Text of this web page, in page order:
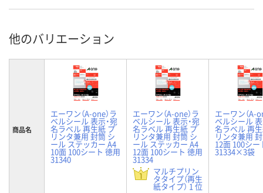
他のバリエーション
商品名
エーワン（A-one）ラ
ベルシール 表示・宛
名ラベル 再生紙 プ
リンタ兼用 封筒 シ
ール ステッカー A4
10面 100シート 徳用
31340
エーワン（A-one）ラ
ベルシール 表示・宛
名ラベル 再生紙 プ
リンタ兼用 封筒 シ
ール ステッカー A4
12面 100シート 徳用
31334
マルチプリン
タタイプ（再生
紙タイプ） 1 位
エーワン（A-
ベルシール 表
名ラベル 再
リンタ兼用
12面 100シー
31334×3袋